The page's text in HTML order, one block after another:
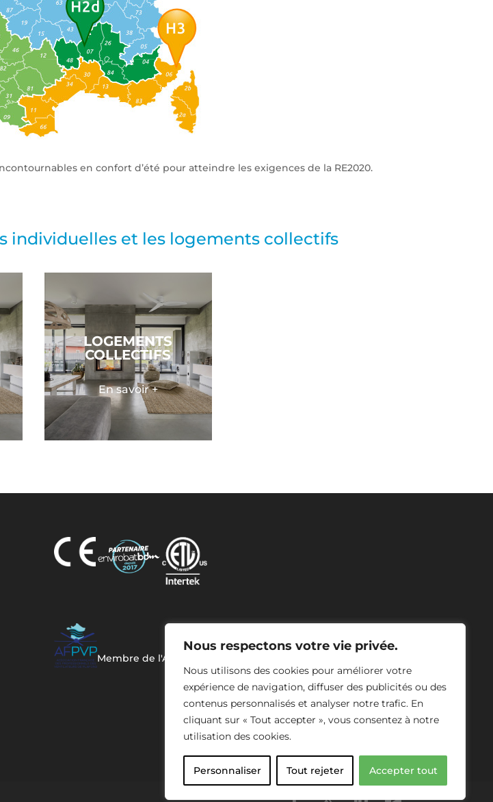
Nous respectons votre vie privée.
Nous utilisons des cookies pour améliorer votre
expérience de navigation, diffuser des publicités ou des
contenus personnalisés et analyser notre trafic. En
cliquant sur « Tout accepter », vous consentez à notre
utilisation des cookies.
Personnaliser Tout rejeter Accepter tout
en confort d’été pour atteindre les exigences de la RE2020.
individuelles et les logements collectifs
LOGEMENTS
COLLECTIFS
En savoir +
Membre de l'AFPVP